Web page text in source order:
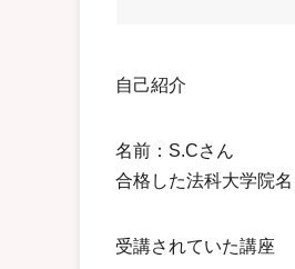
自己紹介
名前：S.Cさん
合格した法科大学院名
受講されていた講座